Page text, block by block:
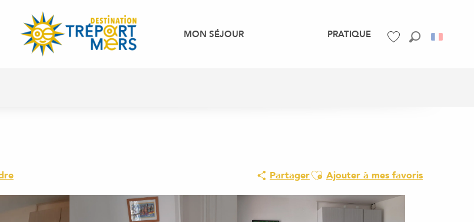
MON SÉJOUR PRATIQUE
PartagerAjouter aux favoris
Ajouter à mes favoris